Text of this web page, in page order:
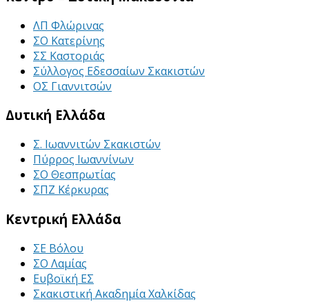
ΛΠ Φλώρινας
ΣΟ Κατερίνης
ΣΣ Καστοριάς
Σύλλογος Εδεσσαίων Σκακιστών
ΟΣ Γιαννιτσών
Δυτική Ελλάδα
Σ. Ιωαννιτών Σκακιστών
Πύρρος Ιωαννίνων
ΣΟ Θεσπρωτίας
ΣΠΖ Κέρκυρας
Κεντρική Ελλάδα
ΣΕ Βόλου
ΣΟ Λαμίας
Ευβοϊκή ΕΣ
Σκακιστική Ακαδημία Χαλκίδας